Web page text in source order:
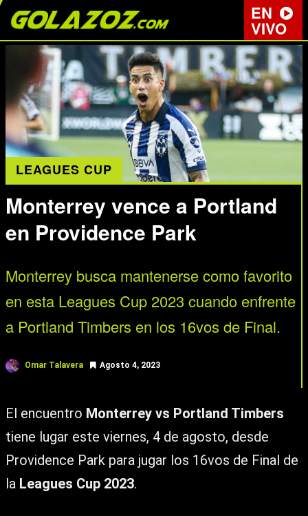
EN
VIVO
LEAGUES CUP
Monterrey vence a Portland
en Providence Park
Monterrey busca mantenerse como favorito
en esta Leagues Cup 2023 cuando enfrente
a Portland Timbers en los 16vos de Final.
Omar Talavera Agosto 4, 2023
El encuentro Monterrey vs Portland Timbers
tiene lugar este viernes, 4 de agosto, desde
Providence Park para jugar los 16vos de Final de
la Leagues Cup 2023.